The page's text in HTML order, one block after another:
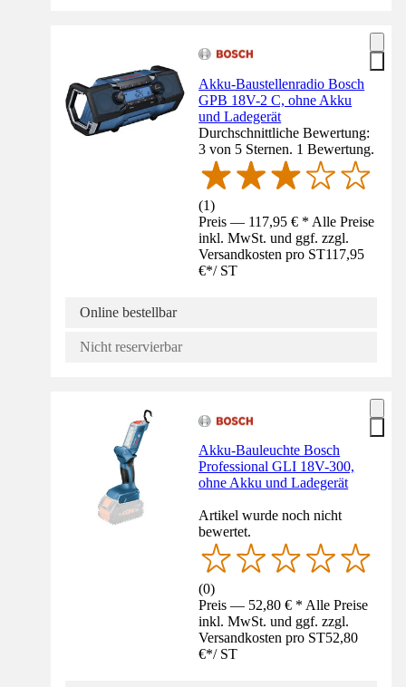
Akku-Baustellenradio Bosch
GPB 18V-2 C, ohne Akku
und Ladegerät
Durchschnittliche Bewertung:
3 von 5 Sternen. 1 Bewertung.
(1)
Preis — 117,95 € * Alle Preise
inkl. MwSt. und ggf. zzgl.
Versandkosten pro ST117,95
€*/ ST
Online bestellbar
Nicht reservierbar
Akku-Bauleuchte Bosch
Professional GLI 18V-300,
ohne Akku und Ladegerät
Artikel wurde noch nicht
bewertet.
(0)
Preis — 52,80 € * Alle Preise
inkl. MwSt. und ggf. zzgl.
Versandkosten pro ST52,80
€*/ ST